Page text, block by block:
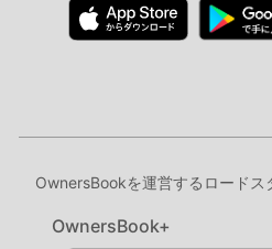
OwnersBookを運営するロードス
OwnersBook+